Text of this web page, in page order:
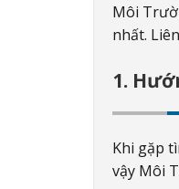
Môi
nhất.
1.
Khi gặp
vậy Môi